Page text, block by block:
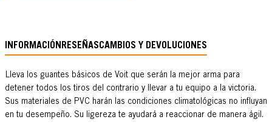
INFORMACIÓNRESEÑASCAMBIOS Y DEVOLUCIONES
Lleva los guantes básicos de Voit que serán la mejor arma para
detener todos los tiros del contrario y llevar a tu equipo a la victoria.
Sus materiales de PVC harán las condiciones climatológicas no influyan
en tu desempeño. Su ligereza te ayudará a reaccionar de manera ágil.